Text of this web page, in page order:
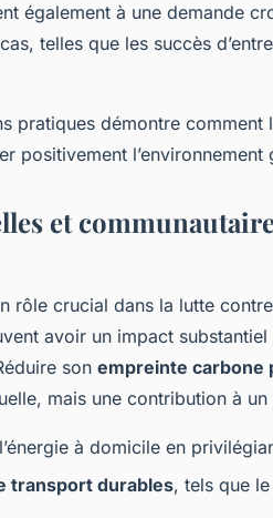
également à une demande
telles que les succès
pratiques démontre
positivement l’environnement
et
rôle crucial dans la lutte
avoir un impact
son empreinte carbone
mais une contribution à
à domicile en
transport durables, tels que